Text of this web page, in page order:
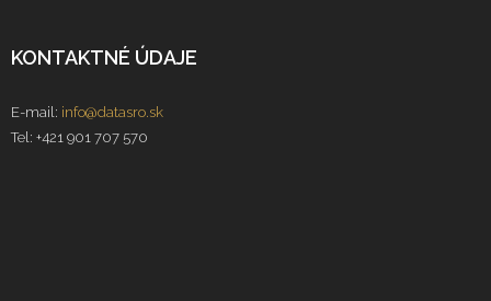
KONTAKTNÉ ÚDAJE
E-mail: info@datasro.sk
Tel: +421 901 707 570